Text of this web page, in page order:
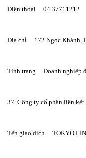
Điện thoại     04.37711212
Địa chỉ     172 Ngọc
Tình trạng     Doanh nghiệp
37. Công ty cổ phần liên kết
Tên giao dịch     TOKYO